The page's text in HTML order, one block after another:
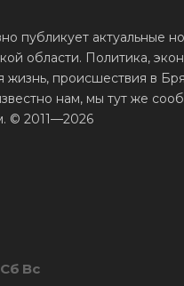
публикует актуальные
области. Политика,
жизнь, происшествия в
нам, мы тут же
© 2011—2026
Сб Вс